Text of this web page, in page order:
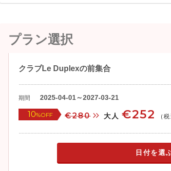
プラン選択
クラブLe Duplexの前集合
期間 2025-04-01～2027-03-21
10%OFF €280 大人 €252 (税
日付を選